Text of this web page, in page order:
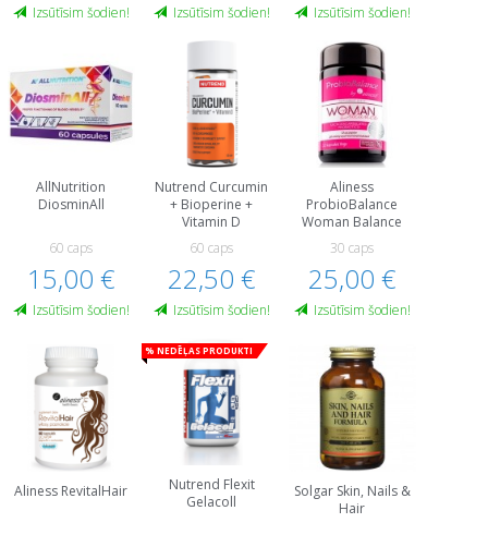
Izsūtīsim šodien! Izsūtīsim šodien! Izsūtīsim šodien!
AllNutrition
DiosminAll
60 caps
15,00 €
Izsūtīsim šodien!
Nutrend Curcumin
+ Bioperine +
Vitamin D
60 caps
22,50 €
Izsūtīsim šodien!
Aliness
ProbioBalance
Woman Balance
30 caps
25,00 €
Izsūtīsim šodien!
Aliness RevitalHair
% Nedēļas produkti
Nutrend Flexit
Gelacoll
Solgar Skin, Nails &
Hair